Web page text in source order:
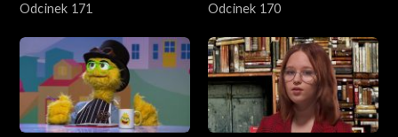
Odcinek 171
Odcinek 170